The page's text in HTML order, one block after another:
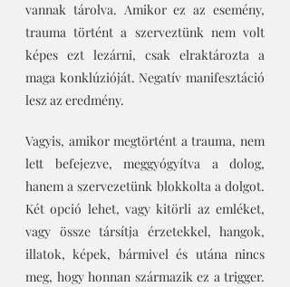
vannak tárolva. Amikor ez az esemény,
trauma történt a szerveztünk nem volt
képes ezt lezárni, csak elraktározta a
maga konklúzióját. Negatív manifesztáció
lesz az eredmény.
Vagyis, amikor megtörtént a trauma, nem
lett befejezve, meggyógyítva a dolog,
hanem a szervezetünk blokkolta a dolgot.
Két opció lehet, vagy kitörli az emléket,
vagy össze társítja érzetekkel, hangok,
illatok, képek, bármivel és utána nincs
meg, hogy honnan származik ez a trigger.